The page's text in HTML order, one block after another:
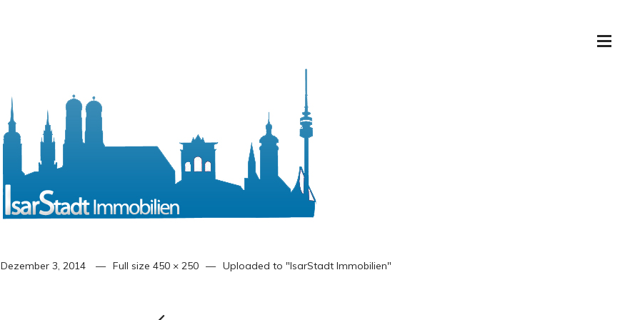
Dezember 3, 2014 Full size 450 × 250 Uploaded to "IsarStadt Immobilien"